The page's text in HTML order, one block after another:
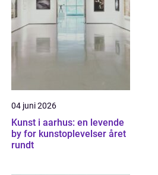
04 juni 2026
Kunst i aarhus: en levende
by for kunstoplevelser året
rundt